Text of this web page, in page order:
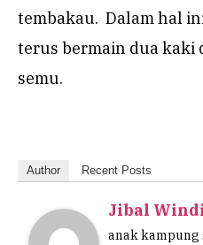
tembakau. Dalam hal
terus bermain dua kaki
semu.
Author Recent Posts
Jibal
anak kampung